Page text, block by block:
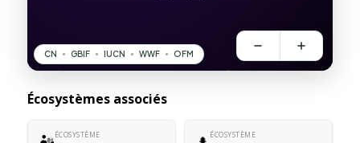
Écosystèmes associés
ÉCOSYSTÈME ÉCOSYSTÈME